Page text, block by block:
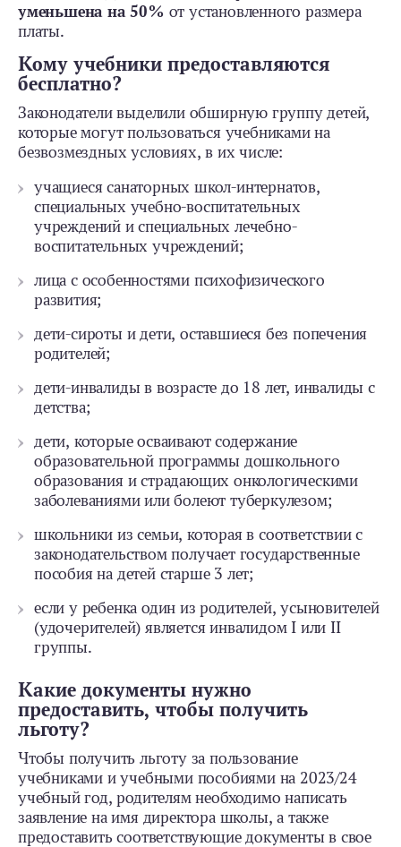
уменьшена на 50% от установленного размера
платы.
Кому учебники предоставляются
бесплатно?
Законодатели выделили обширную группу детей,
которые могут пользоваться учебниками на
безвозмездных условиях, в их числе:
учащиеся санаторных школ-интернатов,
специальных учебно-воспитательных
учреждений и специальных лечебно-
воспитательных учреждений;
лица с особенностями психофизического
развития;
дети-сироты и дети, оставшиеся без попечения
родителей;
дети-инвалиды в возрасте до 18 лет, инвалиды с
детства;
дети, которые осваивают содержание
образовательной программы дошкольного
образования и страдающих онкологическими
заболеваниями или болеют туберкулезом;
школьники из семьи, которая в соответствии с
законодательством получает государственные
пособия на детей старше 3 лет;
если у ребенка один из родителей, усыновителей
(удочерителей) является инвалидом I или II
группы.
Какие документы нужно
предоставить, чтобы получить
льготу?
Чтобы получить льготу за пользование
учебниками и учебными пособиями на 2023/24
учебный год, родителям необходимо написать
заявление на имя директора школы, а также
предоставить соответствующие документы в свое